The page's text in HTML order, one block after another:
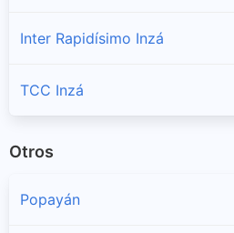
Inter Rapidísimo Inzá
TCC Inzá
Otros
Popayán